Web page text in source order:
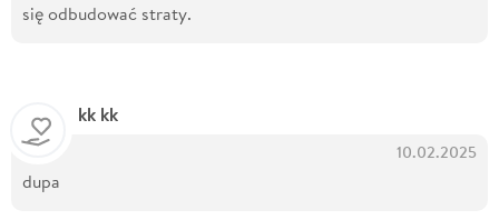
się odbudować straty.
kk kk
10.02.2025
dupa